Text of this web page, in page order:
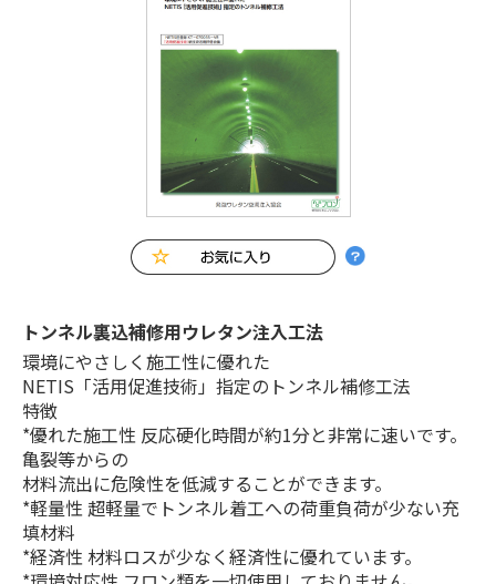
トンネル裏込補修用ウレタン注入工法
環境にやさしく施工性に優れた
NETIS「活用促進技術」指定のトンネル補修工法
特徴
*優れた施工性 反応硬化時間が約1分と非常に速いです。
亀裂等からの
材料流出に危険性を低減することができます。
*軽量性 超軽量でトンネル着工への荷重負荷が少ない充
填材料
*経済性 材料ロスが少なく経済性に優れています。